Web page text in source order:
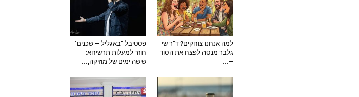
למה אנחנו צוחקים? ד"ר שי
גלבר מנסה לפצח את הסוד
–...
פסטיבל "באגליל – שכנים"
חוזר למעלות תרשיחא:
שישה ימים של מוזיקה,...